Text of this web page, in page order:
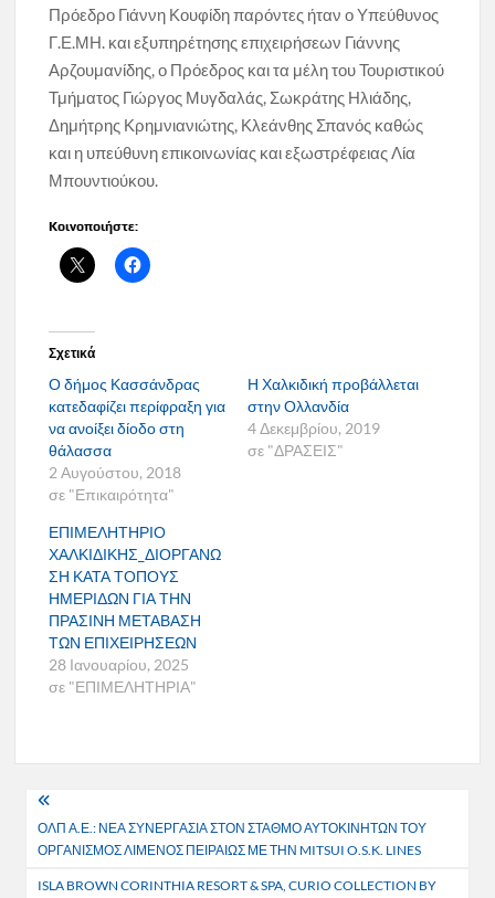
Πρόεδρο Γιάννη Κουφίδη παρόντες ήταν ο Υπεύθυνος
Γ.Ε.ΜΗ. και εξυπηρέτησης επιχειρήσεων Γιάννης
Αρζουμανίδης, ο Πρόεδρος και τα μέλη του Τουριστικού
Τμήματος Γιώργος Μυγδαλάς, Σωκράτης Ηλιάδης,
Δημήτρης Κρημνιανιώτης, Κλεάνθης Σπανός καθώς
και η υπεύθυνη επικοινωνίας και εξωστρέφειας Λία
Μπουντιούκου.
Κοινοποιήστε:
Σχετικά
Ο δήμος Κασσάνδρας
κατεδαφίζει περίφραξη για
να ανοίξει δίοδο στη
θάλασσα
2 Αυγούστου, 2018
σε "Επικαιρότητα"
Η Χαλκιδική προβάλλεται
στην Ολλανδία
4 Δεκεμβρίου, 2019
σε "ΔΡΑΣΕΙΣ"
ΕΠΙΜΕΛΗΤΗΡΙΟ
ΧΑΛΚΙΔΙΚΗΣ_ΔΙΟΡΓΑΝΩ
ΣΗ ΚΑΤΑ ΤΟΠΟΥΣ
ΗΜΕΡΙΔΩΝ ΓΙΑ ΤΗΝ
ΠΡΑΣΙΝΗ ΜΕΤΑΒΑΣΗ
ΤΩΝ ΕΠΙΧΕΙΡΗΣΕΩΝ
28 Ιανουαρίου, 2025
σε "ΕΠΙΜΕΛΗΤΗΡΙΑ"
Πλοήγηση
άρθρων
ΟΛΠ Α.Ε.: ΝΕΑ ΣΥΝΕΡΓΑΣΙΑ ΣΤΟΝ ΣΤΑΘΜΟ ΑΥΤΟΚΙΝΗΤΩΝ ΤΟΥ
ΟΡΓΑΝΙΣΜΟΣ ΛΙΜΕΝΟΣ ΠΕΙΡΑΙΩΣ ΜΕ ΤΗΝ MITSUI O.S.K. LINES
ISLA BROWN CORINTHIA RESORT & SPA, CURIO COLLECTION BY